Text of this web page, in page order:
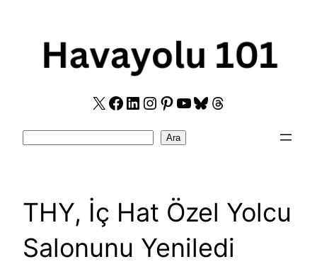
X Facebook
LinkedIn
Instagram
Pinterest
YouTube
Bluesky
Threads
Ara
THY, İç Hat Özel Yolcu
Salonunu Yeniledi